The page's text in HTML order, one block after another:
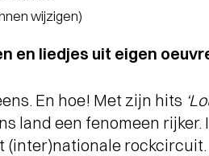
wijzigen)
en liedjes uit eigen
En hoe! Met zijn hits
land een fenomeen
(inter)nationale